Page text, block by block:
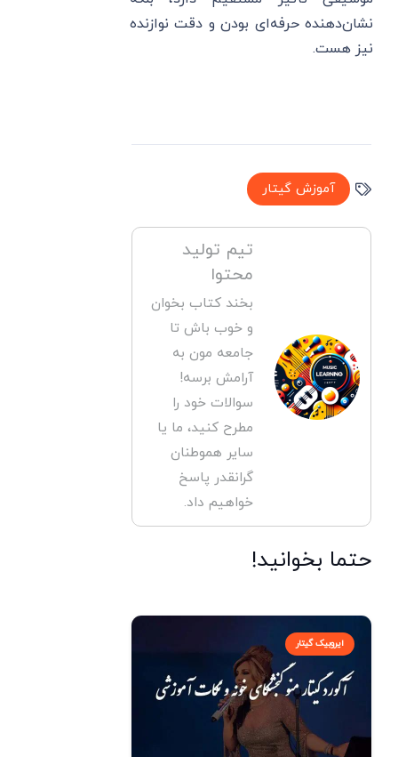
نشان‌دهنده حرفه‌ای بودن و دقت نوازنده
نیز هست.
آموزش گیتار
تیم تولید
محتوا
بخند کتاب بخوان
و خوب باش تا
جامعه مون به
آرامش برسه!
سوالات خود را
مطرح کنید، ما یا
سایر هموطنان
گرانقدر پاسخ
خواهیم داد.
حتما بخوانید!
ایروبیک گیتار